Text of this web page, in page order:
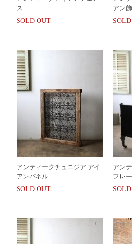
ス
SOLD OUT
アン
アンティークチュニジア アイ
アンパネル
SOLD OUT
アン
フレ